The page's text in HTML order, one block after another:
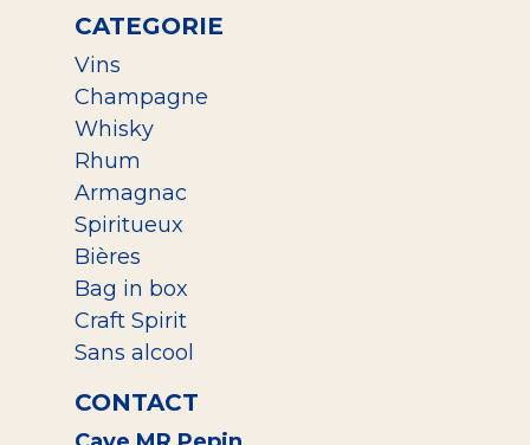
CATEGORIE
Vins
Champagne
Whisky
Rhum
Armagnac
Spiritueux
Bières
Bag in box
Craft Spirit
Sans alcool
CONTACT